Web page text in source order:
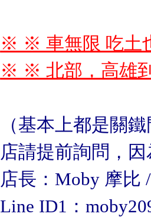
※ ※ 車無限 吃土
※ ※ 北部，高雄
（基本上都是關
店請提前詢問，
店長：Moby 摩比
Line ID1：